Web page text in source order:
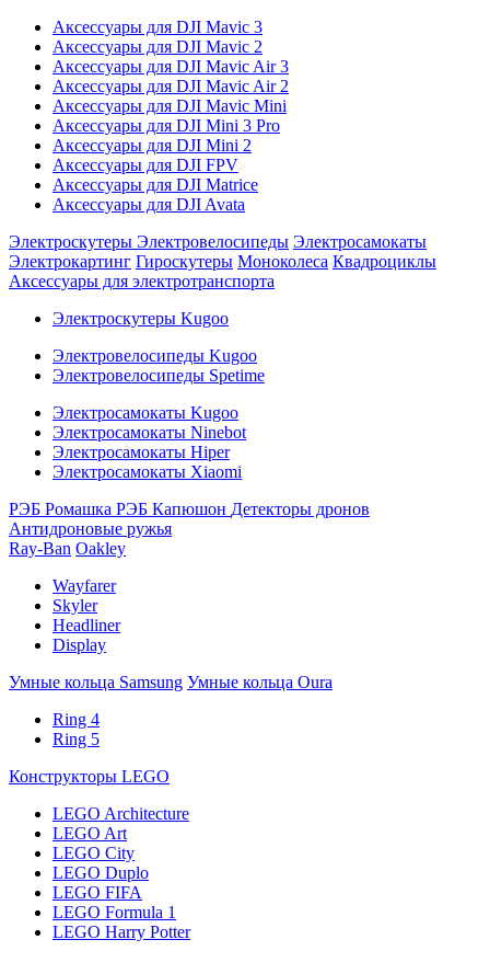
Аксессуары для DJI Mavic 3
Аксессуары для DJI Mavic 2
Аксессуары для DJI Mavic Air 3
Аксессуары для DJI Mavic Air 2
Аксессуары для DJI Mavic Mini
Аксессуары для DJI Mini 3 Pro
Аксессуары для DJI Mini 2
Аксессуары для DJI FPV
Аксессуары для DJI Matrice
Аксессуары для DJI Avata
Электроскутеры Электровелосипеды Электросамокаты
Электрокартинг Гироскутеры Моноколеса Квадроциклы
Аксессуары для электротранспорта
Электроскутеры Kugoo
Электровелосипеды Kugoo
Электровелосипеды Spetime
Электросамокаты Kugoo
Электросамокаты Ninebot
Электросамокаты Hiper
Электросамокаты Xiaomi
РЭБ Ромашка РЭБ Капюшон Детекторы дронов
Антидроновые ружья
Ray-Ban Oakley
Wayfarer
Skyler
Headliner
Display
Умные кольца Samsung Умные кольца Oura
Ring 4
Ring 5
Конструкторы LEGO
LEGO Architecture
LEGO Art
LEGO City
LEGO Duplo
LEGO FIFA
LEGO Formula 1
LEGO Harry Potter